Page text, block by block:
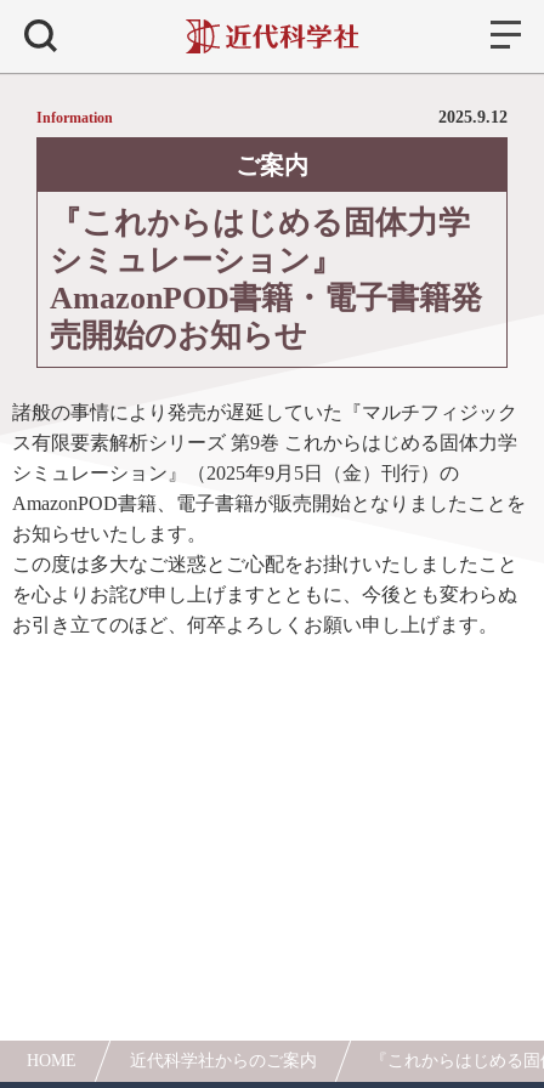
Information
ご案内
『これからはじめる固体力学
シミュレーション』
AmazonPOD書籍・電子書籍発
売開始のお知らせ
2025.9.12
諸般の事情により発売が遅延していた『マルチフィジック
ス有限要素解析シリーズ 第9巻 これからはじめる固体力学
シミュレーション』（2025年9月5日（金）刊行）の
AmazonPOD書籍、電子書籍が販売開始となりましたことを
お知らせいたします。
この度は多大なご迷惑とご心配をお掛けいたしましたこと
を心よりお詫び申し上げますとともに、今後とも変わらぬ
お引き立てのほど、何卒よろしくお願い申し上げます。
HOME 近代科学社からのご案内 『これからはじめる